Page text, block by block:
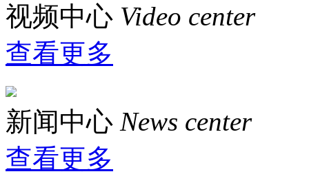
视频中心 Video center
查看更多
新闻中心 News center
查看更多